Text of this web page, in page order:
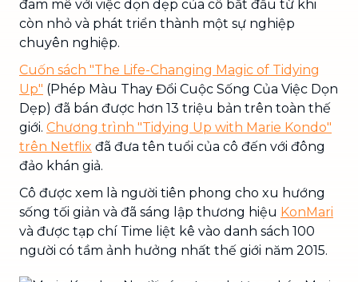
đam mê với việc dọn dẹp của cô bắt đầu từ khi
còn nhỏ và phát triển thành một sự nghiệp
chuyên nghiệp.
Cuốn sách "The Life-Changing Magic of Tidying
Up" (Phép Màu Thay Đổi Cuộc Sống Của Việc Dọn
Dẹp) đã bán được hơn 13 triệu bản trên toàn thế
giới. Chương trình "Tidying Up with Marie Kondo"
trên Netflix đã đưa tên tuổi của cô đến với đông
đảo khán giả.
Cô được xem là người tiên phong cho xu hướng
sống tối giản và đã sáng lập thương hiệu KonMari
và được tạp chí Time liệt kê vào danh sách 100
người có tầm ảnh hưởng nhất thế giới năm 2015.